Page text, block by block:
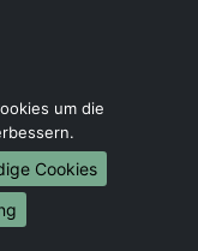
um die
Cookies